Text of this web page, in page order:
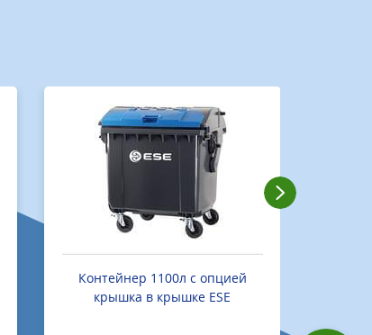
Контейнер 1100л с опцией
крышка в крышке ESE